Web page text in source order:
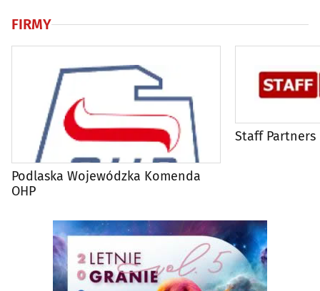
FIRMY
Podlaska Wojewódzka Komenda
OHP
Staff Partners